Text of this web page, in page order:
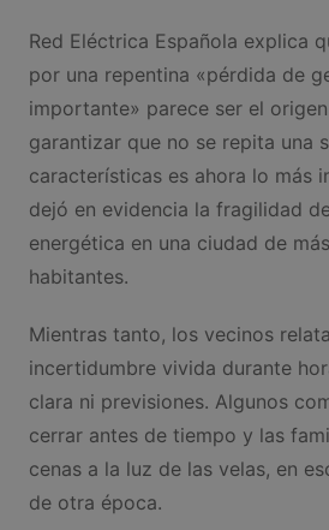
Red Eléctrica Española explica
por una repentina «pérdida de
importante» parece ser el
garantizar que no se repita una
características es ahora lo más
dejó en evidencia la fragilidad
energética en una ciudad de
habitantes.
Mientras tanto, los vecinos
incertidumbre vivida durante
clara ni previsiones. Algunos
cerrar antes de tiempo y las
cenas a la luz de las velas, en
de otra época.